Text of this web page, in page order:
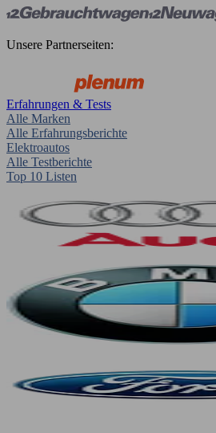
Unsere Partnerseiten:
Erfahrungen & Tests
Alle Marken
Alle Erfahrungsberichte
Elektroautos
Alle Testberichte
Top 10 Listen